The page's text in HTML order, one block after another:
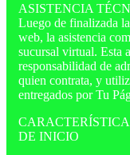
ASISTENCIA
Luego de finalizada
web, la asistencia
sucursal virtual. Esta
responsabilidad de
quien contrata, y
entregados por Tu
DE INICIO